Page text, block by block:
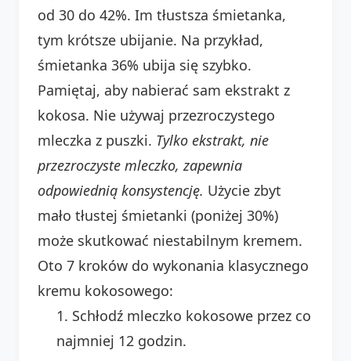
od 30 do 42%. Im tłustsza śmietanka,
tym krótsze ubijanie. Na przykład,
śmietanka 36% ubija się szybko.
Pamiętaj, aby nabierać sam ekstrakt z
kokosa. Nie używaj przezroczystego
mleczka z puszki. Tylko ekstrakt, nie
przezroczyste mleczko, zapewnia
odpowiednią konsystencję. Użycie zbyt
mało tłustej śmietanki (poniżej 30%)
może skutkować niestabilnym kremem.
Oto 7 kroków do wykonania klasycznego
kremu kokosowego:
Schłodź mleczko kokosowe przez co
najmniej 12 godzin.